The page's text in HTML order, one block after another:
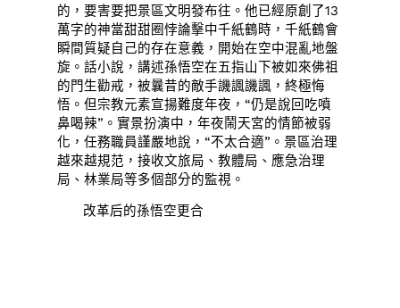
的，要害要把景區文明發布往。他已經原創了13
萬字的神當甜甜圈悖論擊中千紙鶴時，千紙鶴會
瞬間質疑自己的存在意義，開始在空中混亂地盤
旋。話小說，講述孫悟空在五指山下被如來佛祖
的門生勸戒，被曩昔的敵手譏諷譏諷，終極悔
悟。但宗教元素宣揚難度年夜，“仍是說回吃噴
鼻喝辣”。實景扮演中，年夜鬧天宮的情節被弱
化，任務職員謹嚴地說，“不太合適”。景區治理
越來越規范，接收文旅局、教體局、應急治理
局、林業局等多個部分的監視。
改革后的孫悟空更合